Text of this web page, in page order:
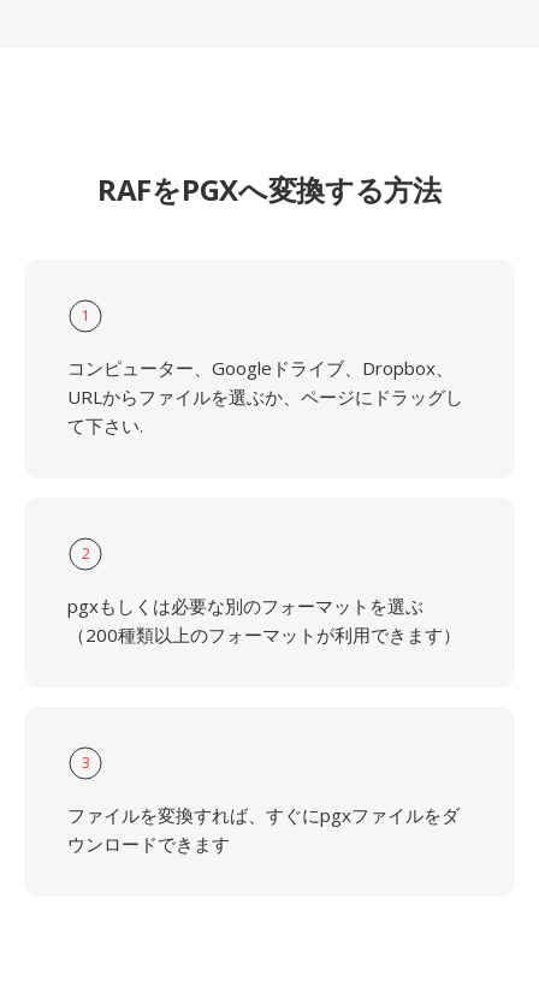
RAFをPGXへ変換する方法
1
コンピューター、Googleドライブ、Dropbox、
URLからファイルを選ぶか、ページにドラッグし
て下さい.
2
pgxもしくは必要な別のフォーマットを選ぶ
（200種類以上のフォーマットが利用できます）
3
ファイルを変換すれば、すぐにpgxファイルをダ
ウンロードできます